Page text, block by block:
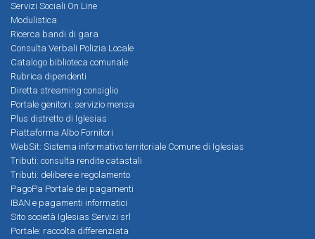
Servizi Sociali On Line
Modulistica
Ricerca bandi di gara
Consulta Verbali Polizia Locale
Catalogo biblioteca comunale
Rubrica dipendenti
Diretta streaming consiglio
Portale genitori: servizio mensa
Plus distretto di Iglesias
Piattaforma Albo Fornitori
WebSit: Sistema informativo territoriale Comune di Iglesias
Tributi: consulta rendite catastali
Tributi: delibere e regolamento
PagoPa Portale dei pagamenti
IBAN e pagamenti informatici
Sito società Iglesias Servizi srl
Portale: raccolta differenziata